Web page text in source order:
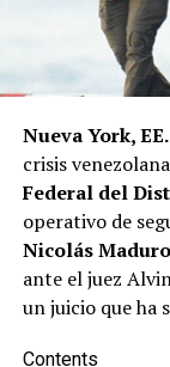
Nueva York, EE.
crisis
Federal del
operativo de
Nicolás Maduro
ante el juez
un juicio que ha
Contents